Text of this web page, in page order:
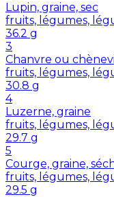
Lupin, graine, sec
fruits, légumes,
36.2 g
3
Chanvre ou
fruits, légumes,
30.8 g
4
Luzerne, graine
fruits, légumes,
29.7 g
5
Courge, graine,
fruits, légumes,
29.5 g